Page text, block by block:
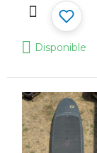
Disponible